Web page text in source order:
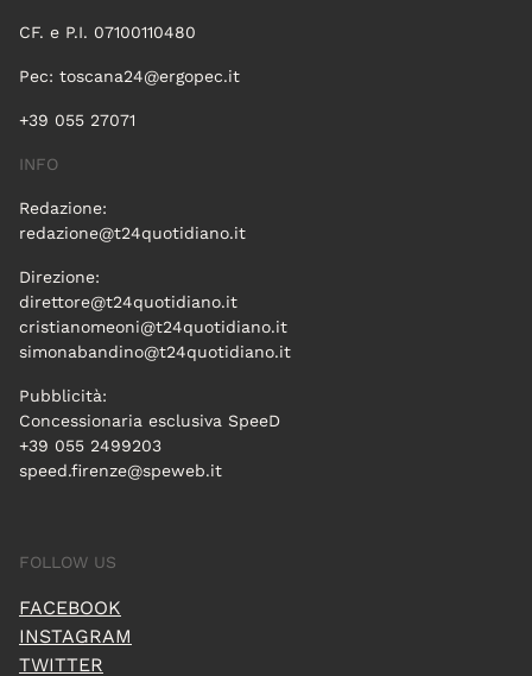
CF. e P.I. 07100110480
Pec: toscana24@ergopec.it
+39 055 27071
INFO
Redazione:
redazione@t24quotidiano.it
Direzione:
direttore@t24quotidiano.it
cristianomeoni@t24quotidiano.it
simonabandino@t24quotidiano.it
Pubblicità:
Concessionaria esclusiva SpeeD
+39 055 2499203
speed.firenze@speweb.it
FOLLOW US
FACEBOOK
INSTAGRAM
TWITTER